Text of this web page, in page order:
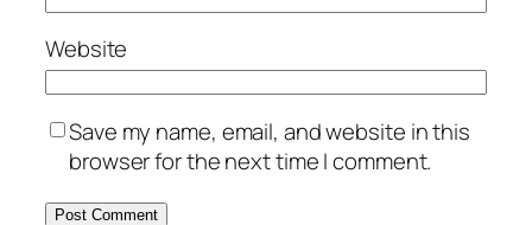
Website
Save my name, email, and website in this
browser for the next time I comment.